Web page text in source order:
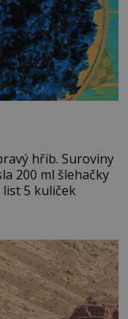
Suroviny
200 ml šlehačky
list 5 kuliček